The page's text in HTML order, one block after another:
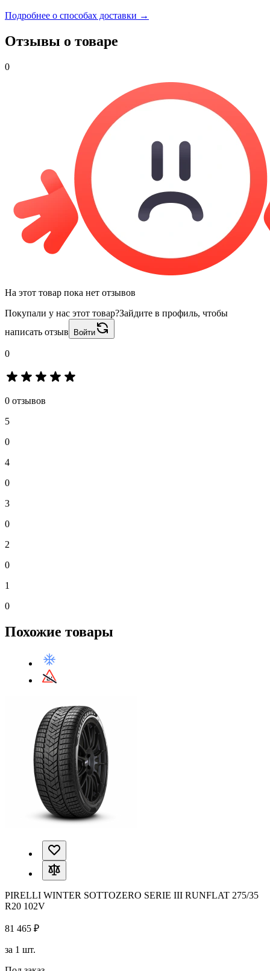
Подробнее о способах доставки →
Отзывы о товаре
0
На этот товар пока нет отзывов
Покупали у нас этот товар?Зайдите в профиль, чтобы
написать отзыв
Войти
0
0 отзывов
5
0
4
0
3
0
2
0
1
0
Похожие товары
PIRELLI WINTER SOTTOZERO SERIE III RUNFLAT 275/35
R20 102V
81 465 ₽
за 1 шт.